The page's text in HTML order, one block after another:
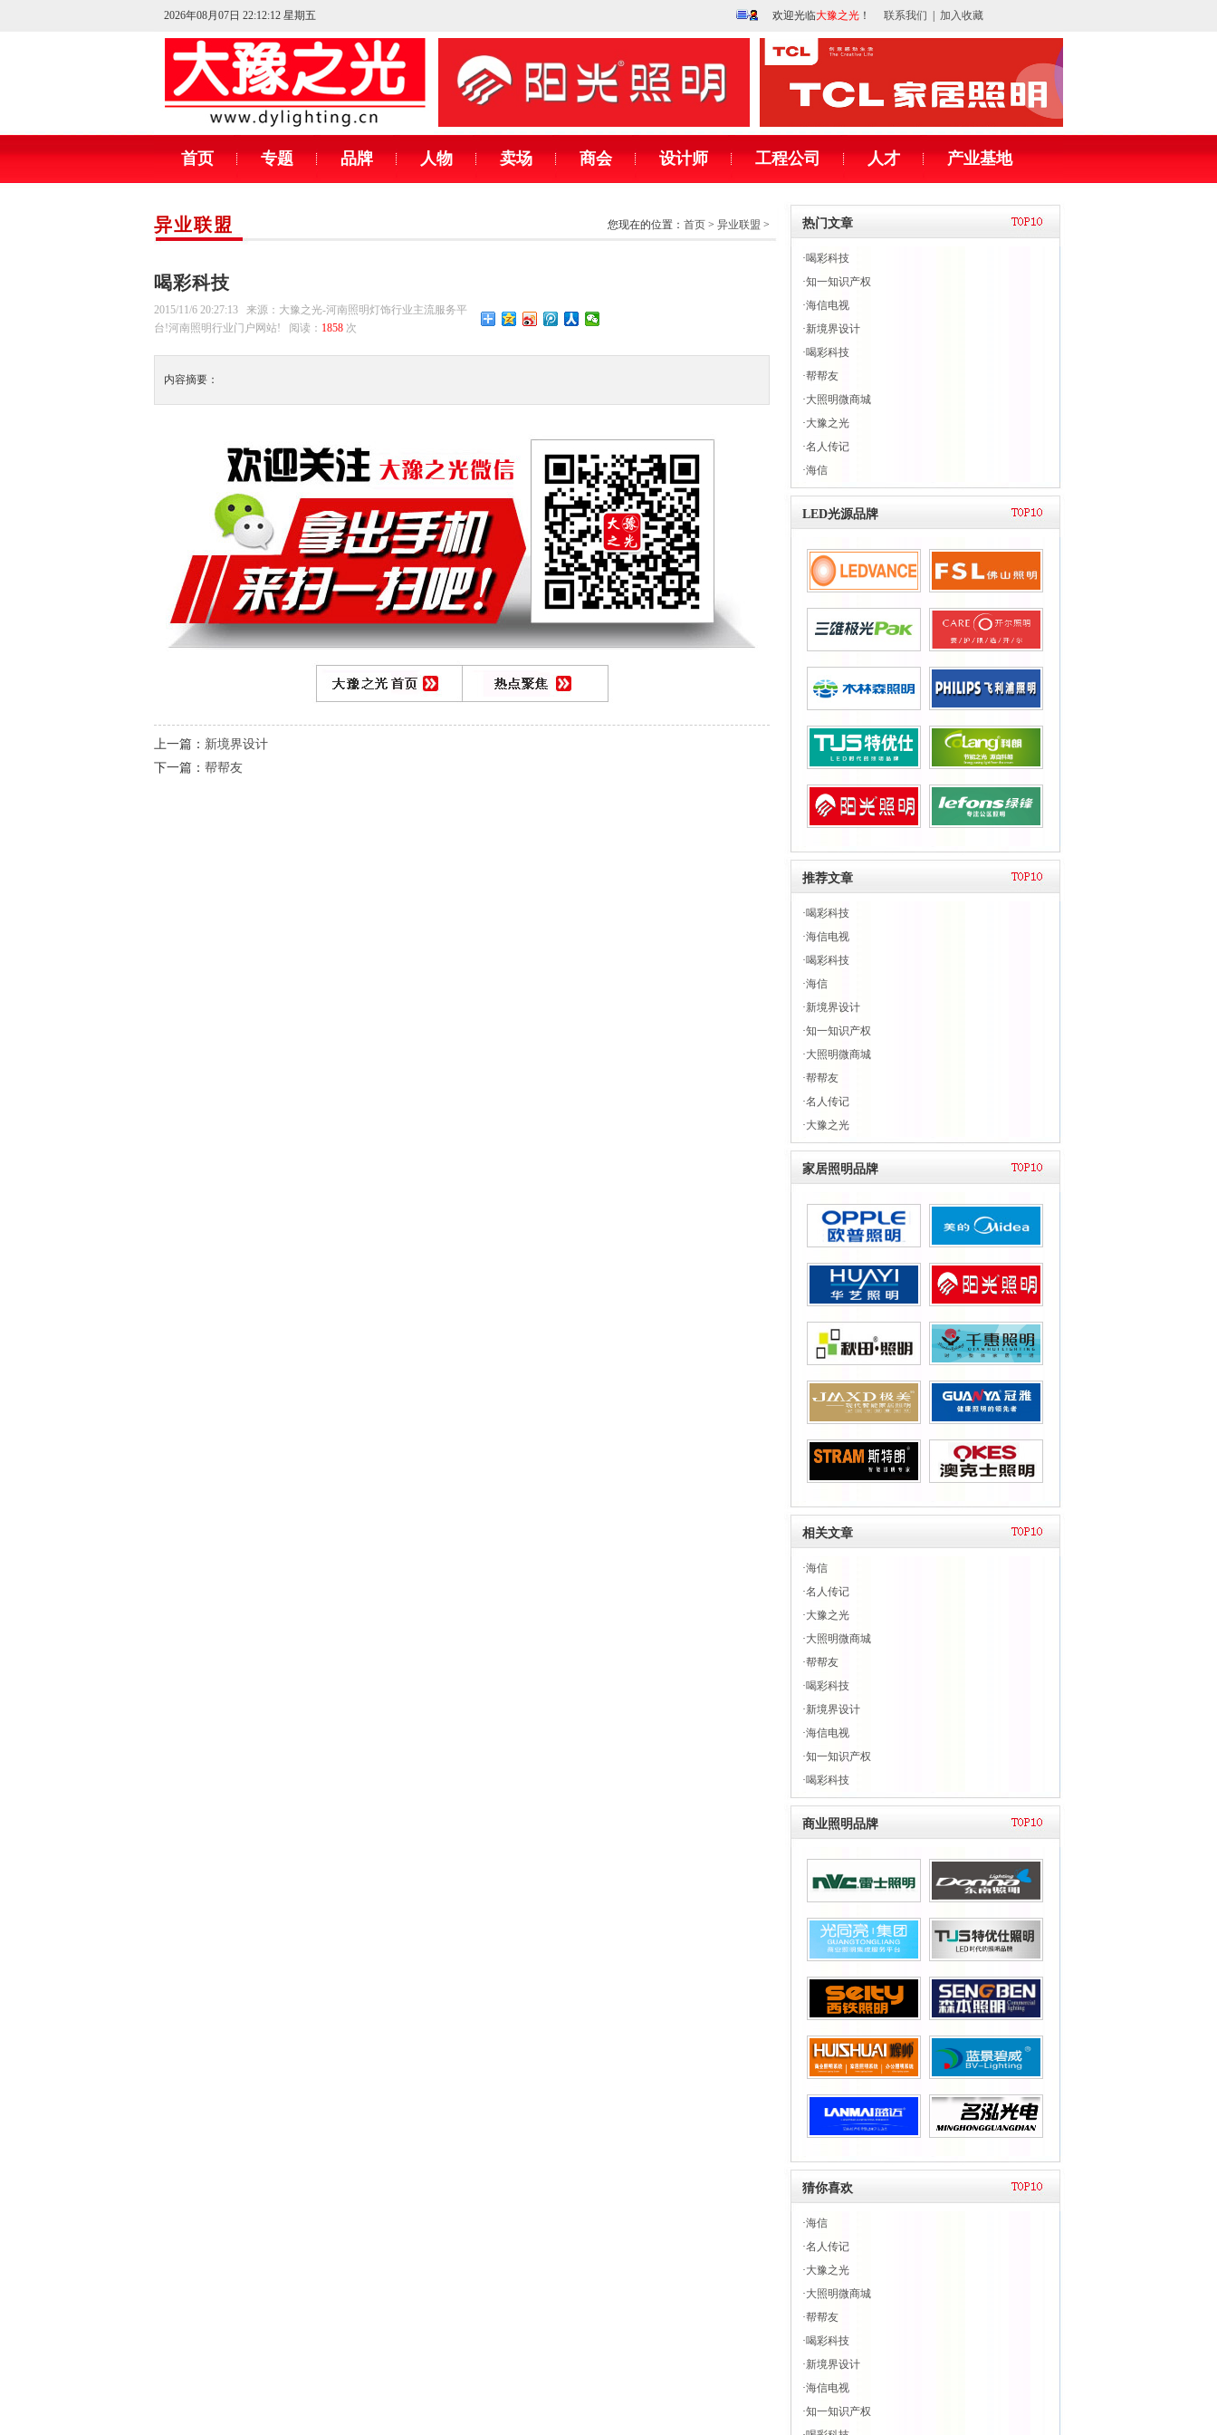
2026年08月07日 22:12:13 星期五 欢迎光临大豫之光 ！ 联系我们 加入收藏
首页 专题 品牌 人物 卖场 商会 设计师 工程公司 人才 产业基地
异业联盟 您现在的位置： 首页 > 异业联盟 >
喝彩科技
2015/11/6 20:27:13 来源：大豫之光-河南照明灯饰行业主流服务平
台!河南照明行业门户网站! 阅读： 1858 次
内容摘要：
上一篇： 新境界设计
下一篇： 帮帮友
热门文章
·喝彩科技
·知一知识产权
·海信电视
·新境界设计
·喝彩科技
·帮帮友
·大照明微商城
·大豫之光
·名人传记
·海信
LED光源品牌
推荐文章
·喝彩科技
·海信电视
·喝彩科技
·海信
·新境界设计
·知一知识产权
·大照明微商城
·帮帮友
·名人传记
·大豫之光
家居照明品牌
相关文章
·海信
·名人传记
·大豫之光
·大照明微商城
·帮帮友
·喝彩科技
·新境界设计
·海信电视
·知一知识产权
·喝彩科技
商业照明品牌
猜你喜欢
·海信
·名人传记
·大豫之光
·大照明微商城
·帮帮友
·喝彩科技
·新境界设计
·海信电视
·知一知识产权